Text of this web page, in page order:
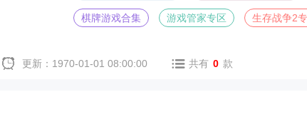
棋牌游戏合集 游戏管家专区 生存战争2
更新：1970-01-01 08:00:00 共有 0 款